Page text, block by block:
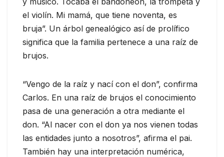
el violín. Mi mamá, que tiene noventa, es
bruja”. Un árbol genealógico así de prolífico
significa que la familia pertenece a una raíz de
brujos.
“Vengo de la raíz y nací con el don”, confirma
Carlos. En una raíz de brujos el conocimiento
pasa de una generación a otra mediante el
don. “Al nacer con el don ya nos vienen todas
las entidades junto a nosotros”, afirma el pai.
También hay una interpretación numérica,